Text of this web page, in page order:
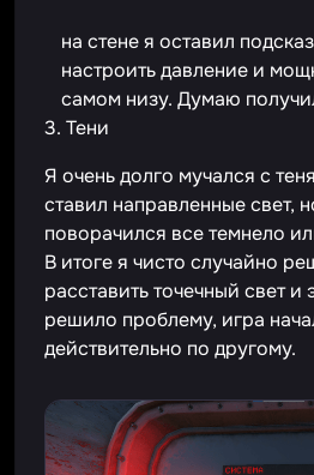
на стене я оставил
настроить давление и
самом низу. Думаю
3. Тени
Я очень долго мучался с
ставил направленные свет,
поворачился все темнело
В итоге я чисто случайно
расставить точечный свет и
решило проблему, игра
действительно по другому.